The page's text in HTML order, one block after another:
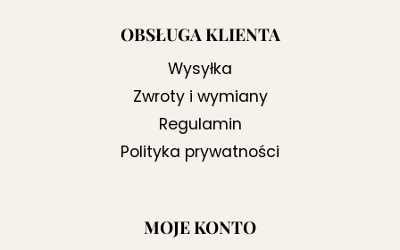
OBSŁUGA KLIENTA
Wysyłka
Zwroty i wymiany
Regulamin
Polityka prywatności
MOJE KONTO